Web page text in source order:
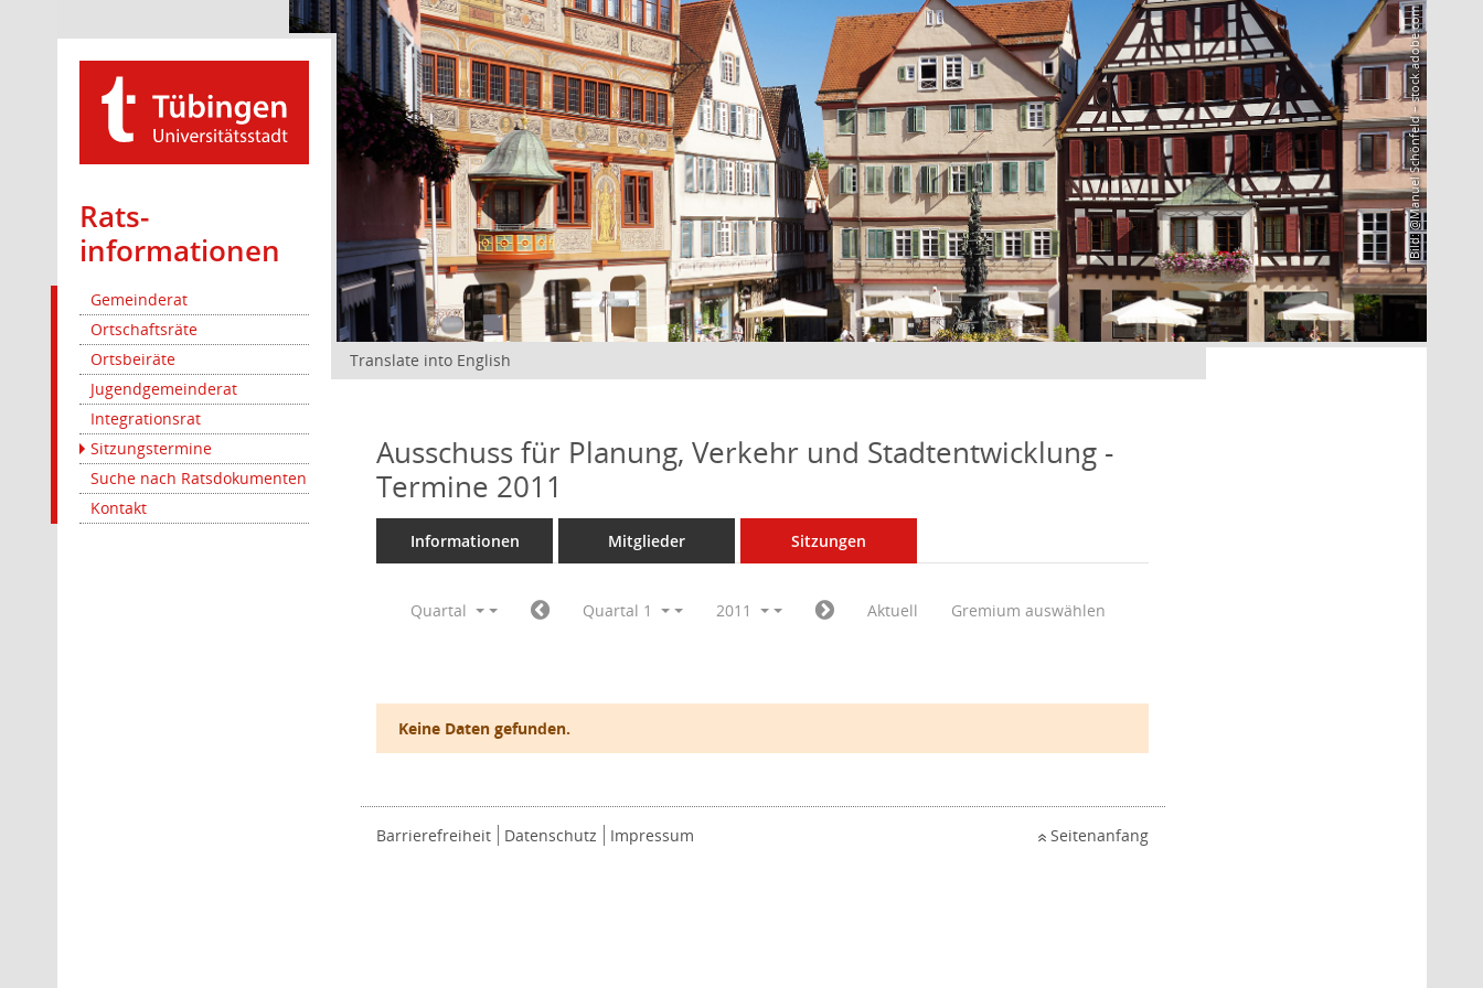
Rats­
informationen
Gemeinderat
Ortschaftsräte
Ortsbeiräte
Jugendgemeinderat
Integrationsrat
Sitzungstermine
Suche nach Ratsdokumenten
Kontakt
Bild: @Manuel Schönfeld – stock.adobe.com
Translate into English
Ausschuss für Planung, Verkehr und Stadtentwicklung -
Termine 2011
Informationen Mitglieder Sitzungen
Quartal Quartal 1 2011 Aktuell Gremium auswählen
Keine Daten gefunden.
Barrierefreiheit Datenschutz Impressum Seitenanfang